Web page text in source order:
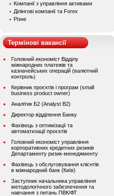
Компанії з управління активами
Ділінгові компанії та Forex
Різне
Термінові вакансії
Головний економіст Відділу
міжнародних платежів та
казначейських операцій (валютний
контроль)
Керівник проєктів і програм (small
business product owner)
Аналітик Б2 (Analyst B2)
Директор відділення Банку
Фахівець з оптимізації та
автоматизації проєктів
Головний економіст управління
корпоративних кредитних ризиків
Департаменту ризик-менеджменту
Фахівець з обслуговування клієнтів
в міжнародний банк (Київ)
Заступник начальника управління
методологічного забезпечення та
навчання з питань ПВК/ФТ